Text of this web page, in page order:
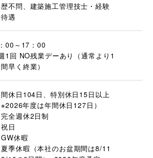
不問、建築施工管理技士・経験
遇
00～17：00
1回 NO残業デーあり（通常より1
早く終業）
休日104日、特別休日15日以上
※2026年度は年間休日127日）
完全週休2日制
祝日
GW休暇
夏季休暇（本社のお盆期間は8/11